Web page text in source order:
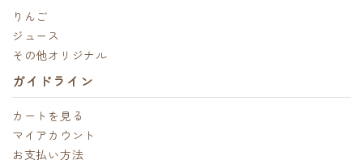
りんご
ジュース
その他オリジナル
ガイドライン
カートを見る
マイアカウント
お支払い方法